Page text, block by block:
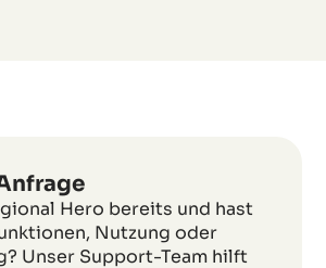
Hero bereits und hast
Nutzung oder
Unser Support-Team hilft